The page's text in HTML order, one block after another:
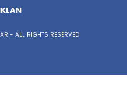
- ALL RIGHTS RESERVED